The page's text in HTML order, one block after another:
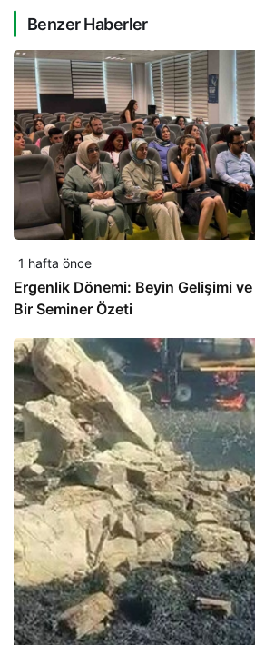
Benzer Haberler
1 hafta önce
Ergenlik Dönemi: Beyin Gelişimi ve
Bir Seminer Özeti